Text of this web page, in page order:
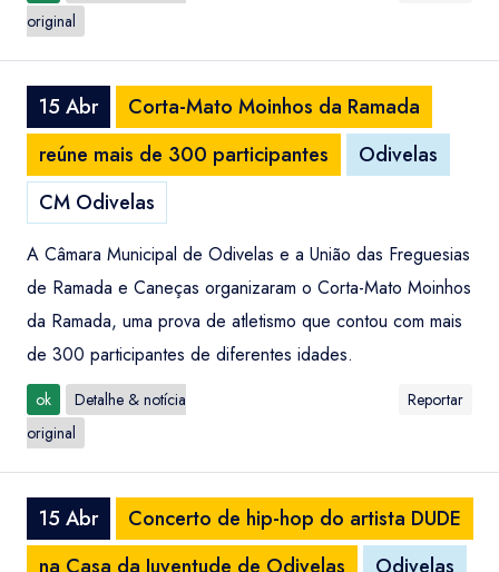
original
15 Abr
Corta-Mato Moinhos da Ramada
reúne mais de 300 participantes
Odivelas
CM Odivelas
A Câmara Municipal de Odivelas e a União das Freguesias
de Ramada e Caneças organizaram o Corta-Mato Moinhos
da Ramada, uma prova de atletismo que contou com mais
de 300 participantes de diferentes idades.
ok
Detalhe & notícia
original
Reportar
15 Abr
Concerto de hip-hop do artista DUDE